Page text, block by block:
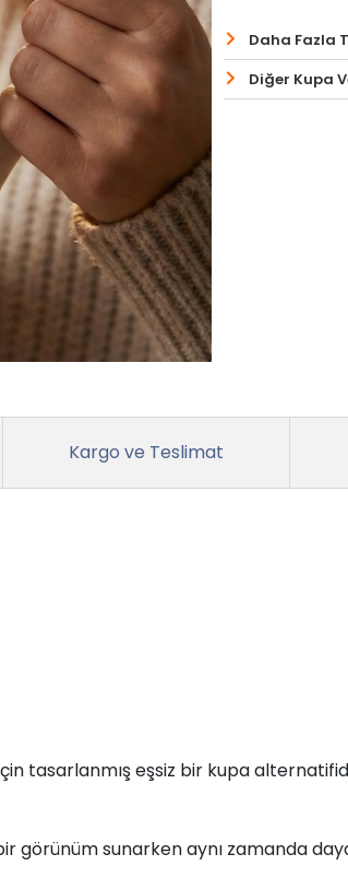
Daha Fazla
Diğer Kupa
Kargo ve Teslimat
tasarlanmış eşsiz bir kupa
sunarken aynı zamanda